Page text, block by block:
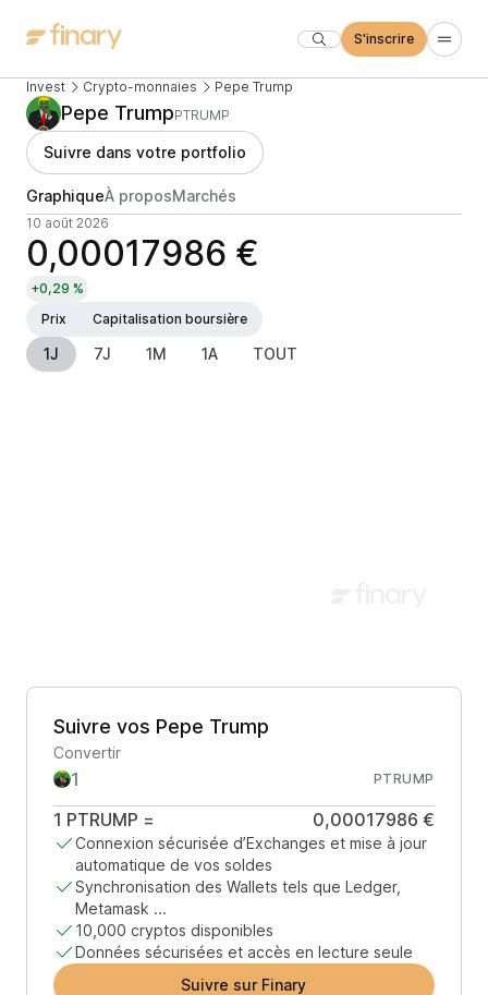
S'inscrire
Invest Crypto-monnaies Pepe Trump
Pepe TrumpPTRUMP
Suivre dans votre portfolio
GraphiqueÀ proposMarchés
10 août 2026
0,00017986 €
+0,29 %
Prix
Capitalisation boursière
1J 7J 1M 1A TOUT
Suivre vos Pepe Trump
Convertir
PTRUMP
1 PTRUMP = 0,00017986 €
Connexion sécurisée d’Exchanges et mise à jour
automatique de vos soldes
Synchronisation des Wallets tels que Ledger,
Metamask ...
10,000 cryptos disponibles
Données sécurisées et accès en lecture seule
Suivre sur Finary